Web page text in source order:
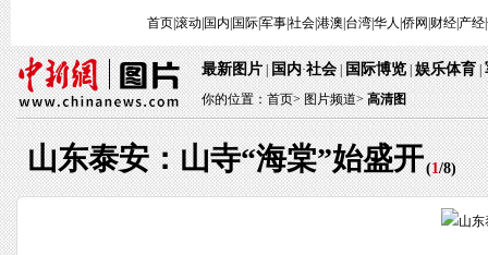
首页|滚动 国内 国际|军事|社会|港澳 台湾|华人 侨网 财经| 产经|
最新图片 | 国内·社会 | 国际博览 | 娱乐体育 |
你的位置：首页> 图片频道> 高清图
山东泰安：山寺“海棠”始盛开 (1/8)